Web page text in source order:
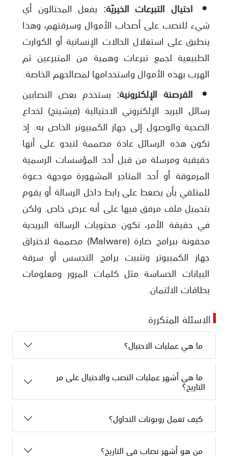
احتيال التبرعات الخيريّة: يفعل المحتالون أي
شيء للنصب على أصحاب الأموال وسرقتهم، وهذا
ينطبق على استغلال الحالات الإنسانية أو الكوارث
الطبيعية لجمع تبرعات وهمية من المتبرعين ثم
الهرب بهذه الأموال واستخدامها لمصالحهم الخاصة.
القرصنة الإلكترونية: يستخدم بعض النصابين
رسائل البريد الإلكتروني الاحتيالية (فيشينج) لخداع
الضحية والوصول إلى جهاز الكمبيوتر الخاص به. إذ
تكون هذه الرسائل عادة مصممة لتبدو على أنها
حقيقية ومرسلة من قبل أحد المؤسسات الرسمية
المرموقة أو أحد المتاجر المشهورة موجهة دعوة
للمتلقي بأن يضغط على رابط داخل الرسالة أو يقوم
بتحميل ملف مرفق فيها على أنه عرض خاص. ولكن
في حقيقة الأمر، تكون محتويات الرسالة البريدية
محقونة ببرامج ضارة (Malware) مصممة لاختراق
جهاز الكمبيوتر وتثبيت برامج التجسس أو سرقة
البيانات الحساسة مثل كلمات المرور ومعلومات
بطاقات الائتمان.
الاسئلة المتكررة
ما هي عمليات الاحتيال؟
ما هي أشهر عمليات النصب والاحتيال على مر
التاريخ؟
كيف تعمل روبوتات التداول؟
من هو أشهر نصاب في التاريخ؟